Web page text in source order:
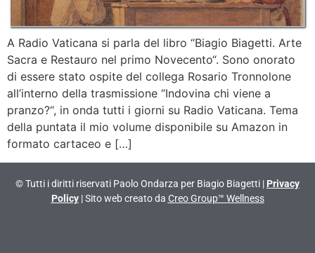
A Radio Vaticana si parla del libro “Biagio Biagetti. Arte
Sacra e Restauro nel primo Novecento“. Sono onorato
di essere stato ospite del collega Rosario Tronnolone
all’interno della trasmissione “Indovina chi viene a
pranzo?“, in onda tutti i giorni su Radio Vaticana. Tema
della puntata il mio volume disponibile su Amazon in
formato cartaceo e […]
© Tutti i diritti riservati Paolo Ondarza per Biagio Biagetti | Privacy
Policy| Sito web creato da Creo Group™ Wellness